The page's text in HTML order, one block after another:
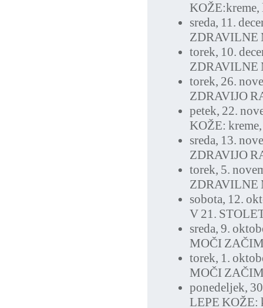
KOŽE:kreme,
sreda, 11.
ZDRAVILNE
torek, 10.
ZDRAVILNE
torek, 26.
ZDRAVIJO
petek, 22.
KOŽE:
sreda, 13.
ZDRAVIJO
torek, 5.
ZDRAVILNE
sobota, 12.
V 21.
sreda, 9.
MOČI
torek, 1.
MOČI
ponedeljek,
LEPE KOŽE: